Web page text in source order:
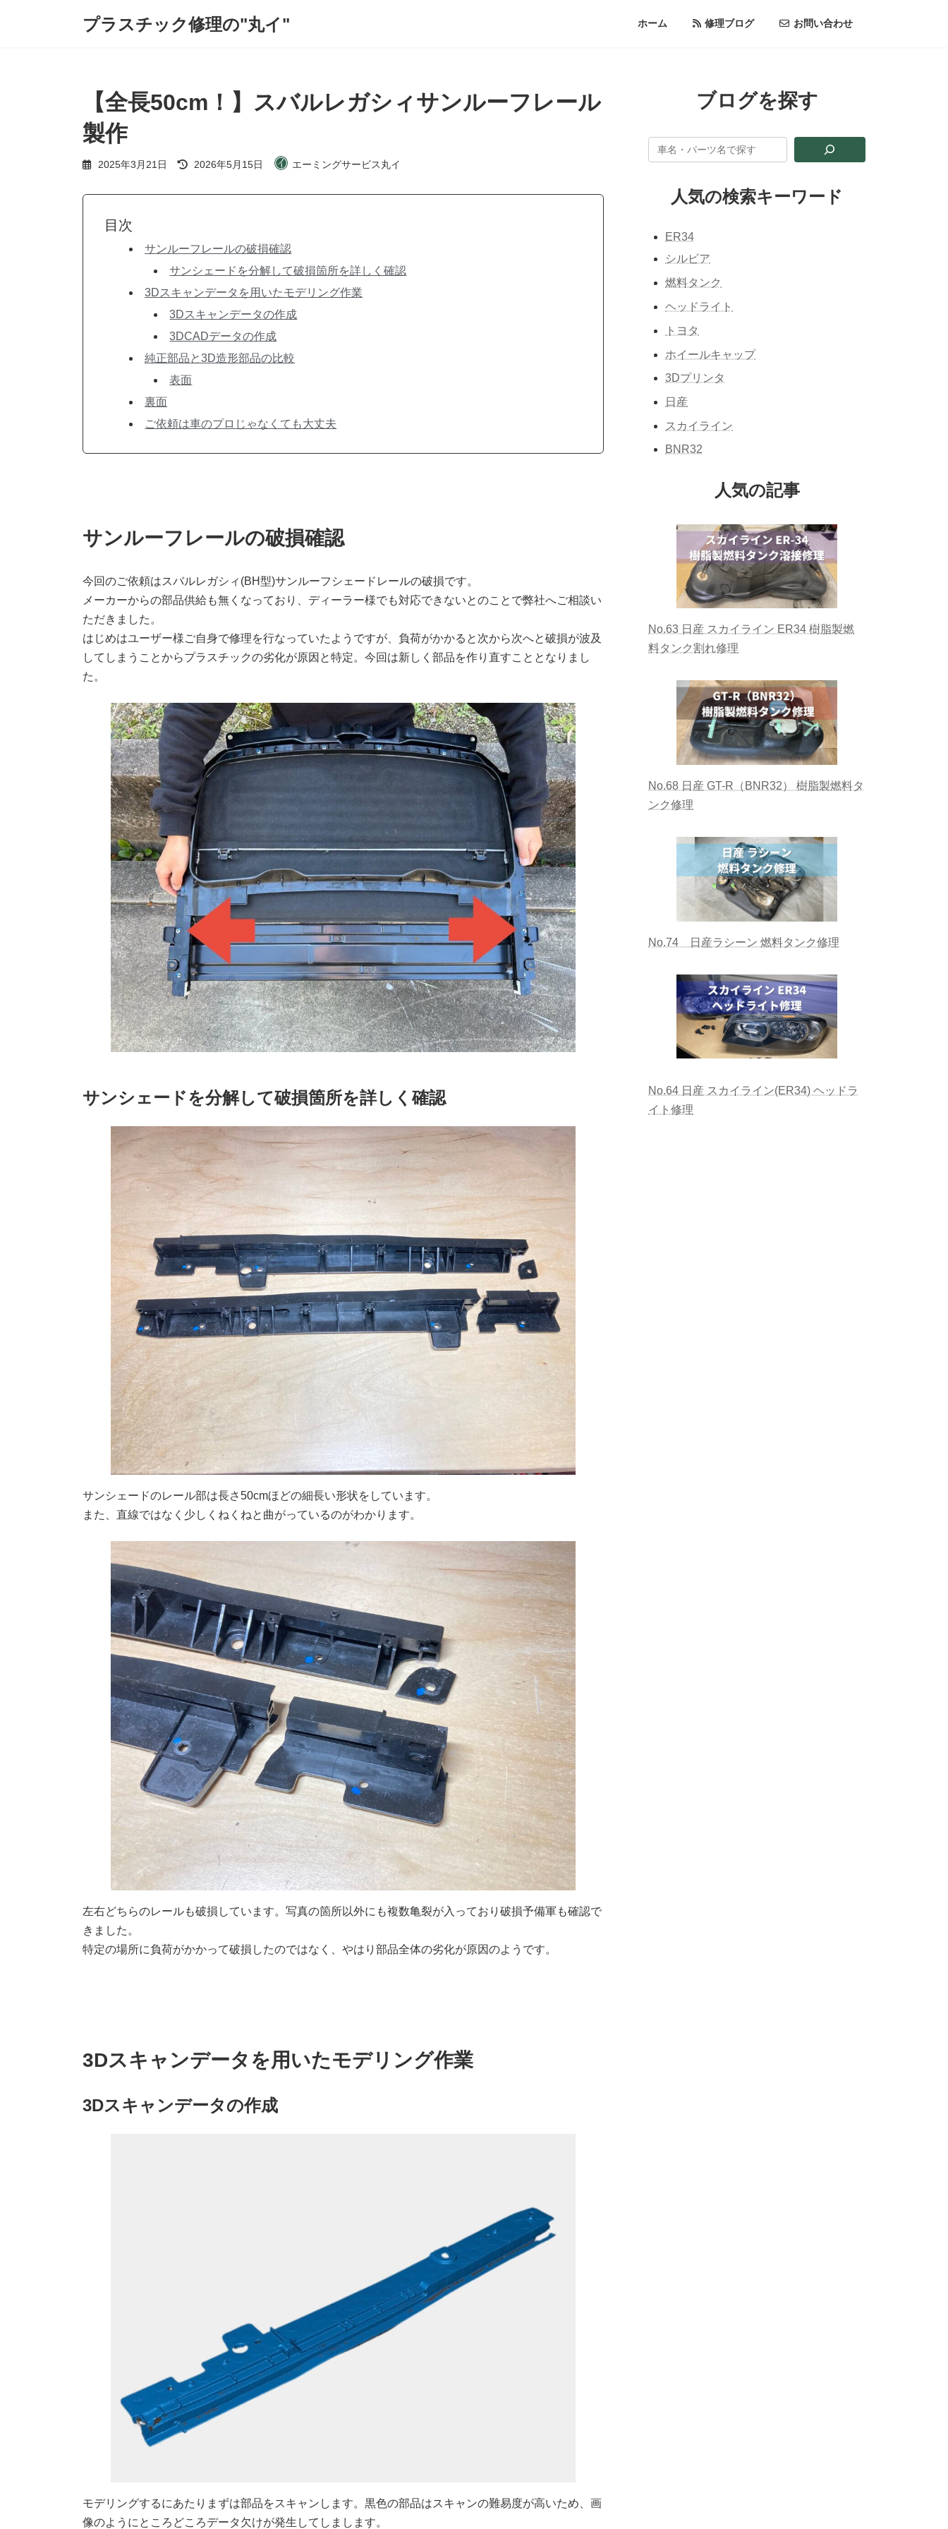
プラスチック修理の"丸イ" ホーム 修理ブログ お問い合わせ
【全長50cm！】スバルレガシィサンルーフレール
製作
2025年3月21日
最
終
新
2026年5月15日 エーミングサービス丸イ
目次
サンルーフレールの破損確認
サンシェードを分解して破損箇所を詳しく確認
3Dスキャンデータを用いたモデリング作業
3Dスキャンデータの作成
3DCADデータの作成
純正部品と3D造形部品の比較
表面
裏面
ご依頼は車のプロじゃなくても大丈夫
サンルーフレールの破損確認
今回のご依頼はスバルレガシィ(BH型)サンルーフシェードレールの破損です。
メーカーからの部品供給も無くなっており、ディーラー様でも対応できないとのことで弊社へご相談い
ただきました。
はじめはユーザー様ご自身で修理を行なっていたようですが、負荷がかかると次から次へと破損が波及
してしまうことからプラスチックの劣化が原因と特定。今回は新しく部品を作り直すこととなりまし
た。
サンシェードを分解して破損箇所を詳しく確認
サンシェードのレール部は長さ50cmほどの細長い形状をしています。
また、直線ではなく少しくねくねと曲がっているのがわかります。
左右どちらのレールも破損しています。写真の箇所以外にも複数亀裂が入っており破損予備軍も確認で
きました。
特定の場所に負荷がかかって破損したのではなく、やはり部品全体の劣化が原因のようです。
3Dスキャンデータを用いたモデリング作業
3Dスキャンデータの作成
モデリングするにあたりまずは部品をスキャンします。黒色の部品はスキャンの難易度が高いため、画
像のようにところどころデータ欠けが発生してしまします。
ブログを探す
人気の検索キーワード
ER34
シルビア
燃料タンク
ヘッドライト
トヨタ
ホイールキャップ
3Dプリンタ
日産
スカイライン
BNR32
人気の記事
No.63 日産 スカイライン ER34 樹脂製燃
料タンク割れ修理
No.68 日産 GT-R（BNR32） 樹脂製燃料タ
ンク修理
No.74 日産ラシーン 燃料タンク修理
No.64 日産 スカイライン(ER34) ヘッドラ
イト修理